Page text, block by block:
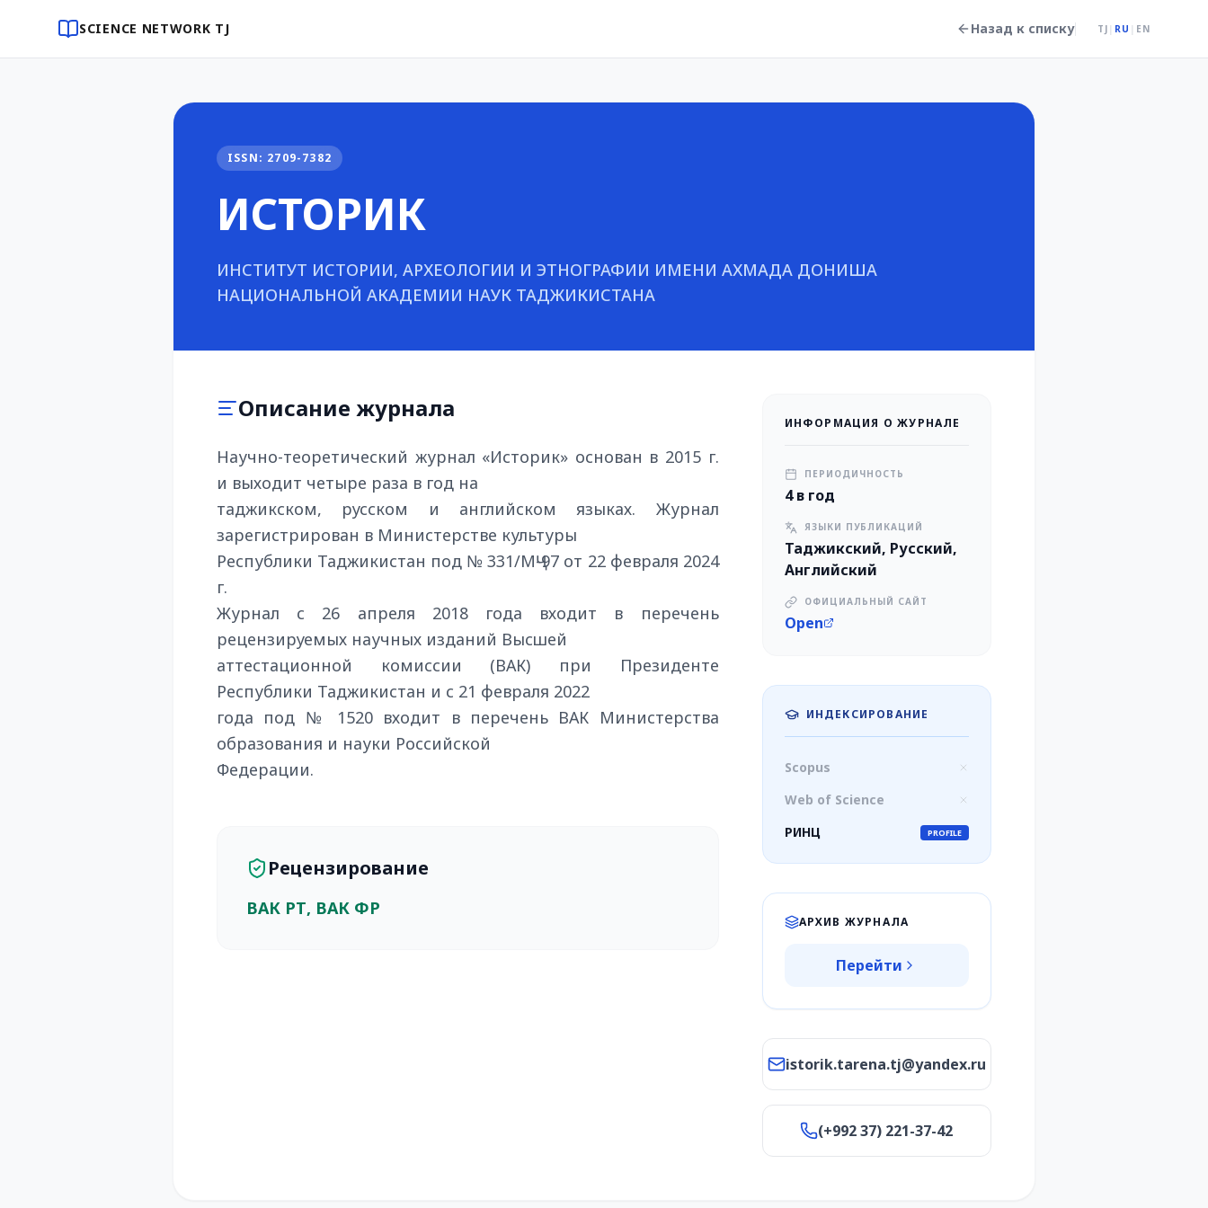
SCIENCE NETWORK TJ Назад к списку TJ | RU | EN
ISSN: 2709-7382
ИСТОРИК
ИНСТИТУТ ИСТОРИИ, АРХЕОЛОГИИ И ЭТНОГРАФИИ ИМЕНИ АХМАДА ДОНИША
НАЦИОНАЛЬНОЙ АКАДЕМИИ НАУК ТАДЖИКИСТАНА
Описание журнала
Научно-теоретический журнал «Историк» основан в 2015 г.
и выходит четыре раза в год на
таджикском, русском и английском языках. Журнал
зарегистрирован в Министерстве культуры
Республики Таджикистан под № 331/МҶ-97 от 22 февраля 2024
г.
Журнал с 26 апреля 2018 года входит в перечень
рецензируемых научных изданий Высшей
аттестационной комиссии (ВАК) при Президенте
Республики Таджикистан и с 21 февраля 2022
года под № 1520 входит в перечень ВАК Министерства
образования и науки Российской
Федерации.
Рецензирование
ВАК РТ, ВАК ФР
ИНФОРМАЦИЯ О ЖУРНАЛЕ
ПЕРИОДИЧНОСТЬ
4 в год
ЯЗЫКИ ПУБЛИКАЦИЙ
Таджикский, Русский,
Английский
ОФИЦИАЛЬНЫЙ САЙТ
Open
ИНДЕКСИРОВАНИЕ
Scopus
Web of Science
РИНЦ
PROFILE
АРХИВ ЖУРНАЛА
Перейти
istorik.tarena.tj@yandex.ru
(+992 37) 221-37-42